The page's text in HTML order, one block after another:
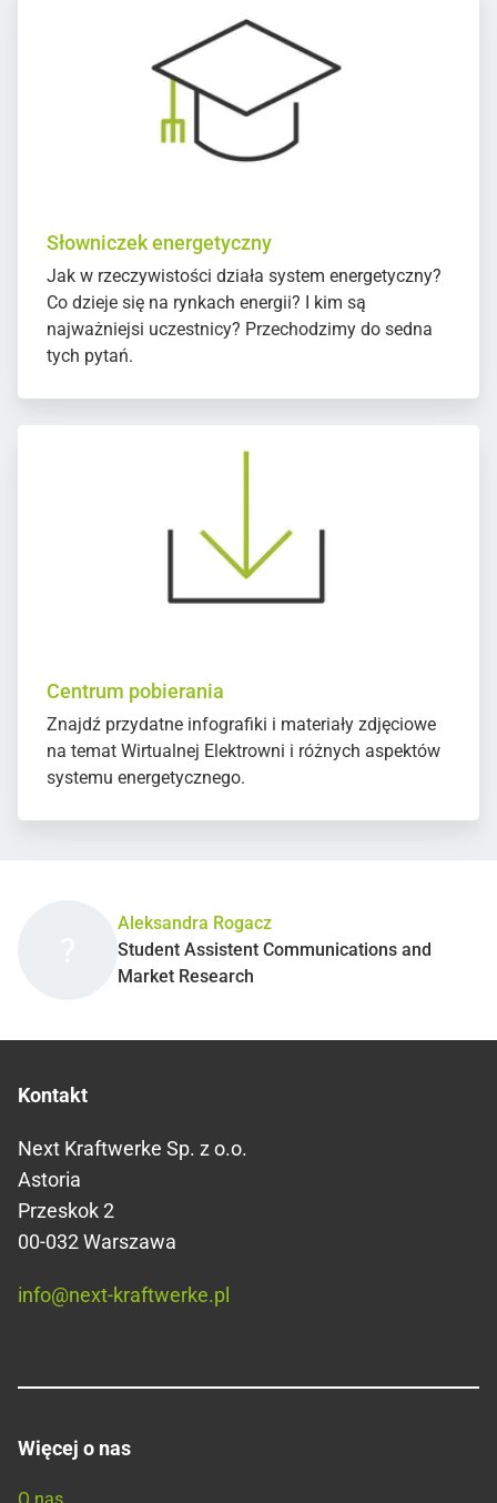
Słowniczek energetyczny
Jak w rzeczywistości działa system energetyczny?
Co dzieje się na rynkach energii? I kim są
najważniejsi uczestnicy? Przechodzimy do sedna
tych pytań.
Centrum pobierania
Znajdź przydatne infografiki i materiały zdjęciowe
na temat Wirtualnej Elektrowni i różnych aspektów
systemu energetycznego.
Aleksandra Rogacz
Student Assistent Communications and
Market Research
Kontakt
Next Kraftwerke Sp. z o.o.
Astoria
Przeskok 2
00-032 Warszawa
info@next-kraftwerke.pl
Więcej o nas